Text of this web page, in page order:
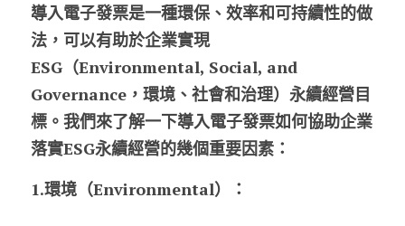
導入電子發票是一種環保、效率和可持續性的做
法，可以有助於企業實現
ESG（Environmental, Social, and
Governance，環境、社會和治理）永續經營目
標。我們來了解一下導入電子發票如何協助企業
落實ESG永續經營的幾個重要因素：
1.環境（Environmental）：